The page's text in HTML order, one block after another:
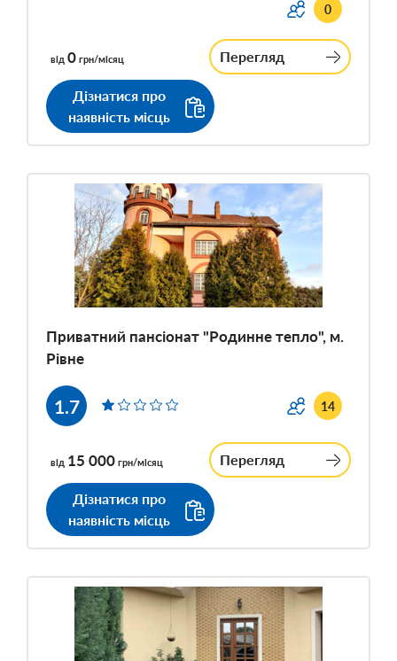
0
від 0 грн/місяц Перегляд
Дізнатися про
наявність місць
Приватний пансіонат "Родинне тепло", м.
Рівне
1.7 14
від 15 000 грн/місяц Перегляд
Дізнатися про
наявність місць